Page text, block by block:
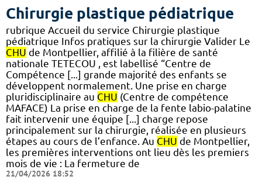
Chirurgie plastique pédiatrique
rubrique Accueil du service Chirurgie plastique
pédiatrique Infos pratiques sur la chirurgie Valider Le
CHU de Montpellier, affilié à la filière de santé
nationale TETECOU , est labellisé “Centre de
Compétence [...] grande majorité des enfants se
développent normalement. Une prise en charge
pluridisciplinaire au CHU (Centre de compétence
MAFACE) La prise en charge de la fente labio-palatine
fait intervenir une équipe [...] charge repose
principalement sur la chirurgie, réalisée en plusieurs
étapes au cours de l’enfance. Au CHU de Montpellier,
les premières interventions ont lieu dès les premiers
mois de vie : La fermeture de
21/04/2026 18:52